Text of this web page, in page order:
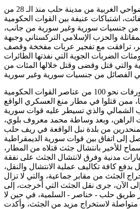
وتشهد الأطراف والضواحي الغربية من مدينة حلب منذ الـ 28 من
اشتباكات عنيفة بين القوات الحكومية
من جنسيات سورية وغير سورية من جانب،
والحزب الإسلامي التركستاني وجبهة
ترافقت مع تفجير عربات مفخخة وقصف
الضربات الجوية التي نفذتها الطائرات
والتي قتل وقضى وقتل خلالها المئات من
وجرى انتشال جثث ورفات نحو 100 من عناصر القوات الحكومية
ممن قتلوا في مطار منغ العسكري الواقع
والذي تسيطر عليه قوات سورية
الراهن، وبعد وساطة محمد معروف بلوي،
من بلدة نبل الواقعة في ريف حلب
إلى اتفاق بين قوات سورية الديمقراطية
للأخير بانتشال جثث قتلاه من المطار،
مدنية وفرق لانتشال الجثث على نفقة
بدفع كافة تكاليف عملية الانتشال والنقل،
الجثث من مقابر جماعية، والتي لا تزال
منذ نحو 5 أيام إلى الآن، جرى نقل الجثث التي أخرجت، إلى
طريق حلب - خناصر - السلمية، في حين لا
لاستخراج مزيد من الجثث، وأكدت